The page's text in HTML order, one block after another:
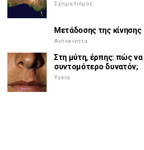
Σχηματισμός
Μετάδοσης της κίνησης
Αυτοκίνητα
Στη μύτη, έρπης: πώς να
συντομότερο δυνατόν;
Υγεία